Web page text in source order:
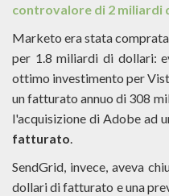
controvalore di 2 miliardi
Marketo era stata
per 1.8 miliardi di dollari:
ottimo investimento per
un fatturato annuo di 308
l'acquisizione di Adobe ad
fatturato.
SendGrid, invece, aveva
dollari di fatturato e una